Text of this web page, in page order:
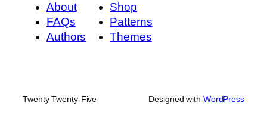
About
FAQs
Authors
Shop
Patterns
Themes
Twenty Twenty-Five Designed with WordPress